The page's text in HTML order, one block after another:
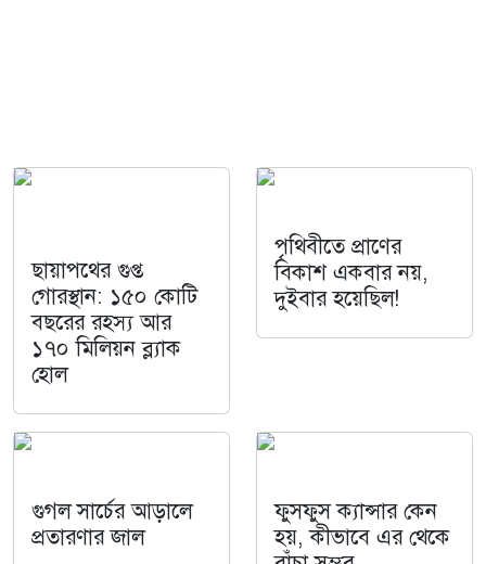
ছায়াপথের গুপ্ত
গোরস্থান: ১৫০ কোটি
বছরের রহস্য আর
১৭০ মিলিয়ন ব্ল্যাক
হোল
পৃথিবীতে প্রাণের
বিকাশ একবার নয়,
দুইবার হয়েছিল!
গুগল সার্চের আড়ালে
প্রতারণার জাল
ফুসফুস ক্যান্সার কেন
হয়, কীভাবে এর থেকে